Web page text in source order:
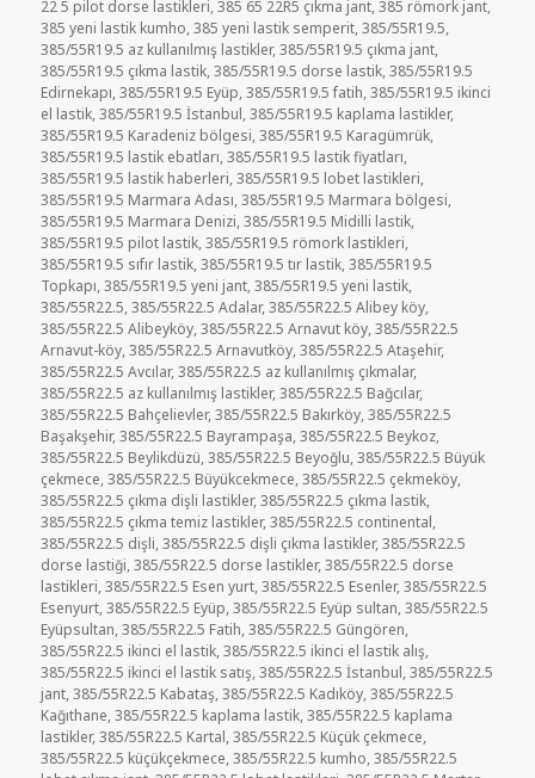
22 5 pilot dorse lastikleri,385 65 22R5 çıkma jant,385 römork jant,
385 yeni lastik kumho,385 yeni lastik semperit,385/55R19.5,
385/55R19.5 az kullanılmış lastikler,385/55R19.5 çıkma jant,
385/55R19.5 çıkma lastik,385/55R19.5 dorse lastik,385/55R19.5
Edirnekapı,385/55R19.5 Eyüp,385/55R19.5 fatih,385/55R19.5 ikinci
el lastik,385/55R19.5 İstanbul,385/55R19.5 kaplama lastikler,
385/55R19.5 Karadeniz bölgesi,385/55R19.5 Karagümrük,
385/55R19.5 lastik ebatları,385/55R19.5 lastik fiyatları,
385/55R19.5 lastik haberleri,385/55R19.5 lobet lastikleri,
385/55R19.5 Marmara Adası,385/55R19.5 Marmara bölgesi,
385/55R19.5 Marmara Denizi,385/55R19.5 Midilli lastik,
385/55R19.5 pilot lastik,385/55R19.5 römork lastikleri,
385/55R19.5 sıfır lastik,385/55R19.5 tır lastik,385/55R19.5
Topkapı,385/55R19.5 yeni jant,385/55R19.5 yeni lastik,
385/55R22.5,385/55R22.5 Adalar,385/55R22.5 Alibey köy,
385/55R22.5 Alibeyköy,385/55R22.5 Arnavut köy,385/55R22.5
Arnavut-köy,385/55R22.5 Arnavutköy,385/55R22.5 Ataşehir,
385/55R22.5 Avcılar,385/55R22.5 az kullanılmış çıkmalar,
385/55R22.5 az kullanılmış lastikler,385/55R22.5 Bağcılar,
385/55R22.5 Bahçelievler,385/55R22.5 Bakırköy,385/55R22.5
Başakşehir,385/55R22.5 Bayrampaşa,385/55R22.5 Beykoz,
385/55R22.5 Beylikdüzü,385/55R22.5 Beyoğlu,385/55R22.5 Büyük
çekmece,385/55R22.5 Büyükcekmece,385/55R22.5 çekmeköy,
385/55R22.5 çıkma dişli lastikler,385/55R22.5 çıkma lastik,
385/55R22.5 çıkma temiz lastikler,385/55R22.5 continental,
385/55R22.5 dişli,385/55R22.5 dişli çıkma lastikler,385/55R22.5
dorse lastiği,385/55R22.5 dorse lastikler,385/55R22.5 dorse
lastikleri,385/55R22.5 Esen yurt,385/55R22.5 Esenler,385/55R22.5
Esenyurt,385/55R22.5 Eyüp,385/55R22.5 Eyüp sultan,385/55R22.5
Eyüpsultan,385/55R22.5 Fatih,385/55R22.5 Güngören,
385/55R22.5 ikinci el lastik,385/55R22.5 ikinci el lastik alış,
385/55R22.5 ikinci el lastik satış,385/55R22.5 İstanbul,385/55R22.5
jant,385/55R22.5 Kabataş,385/55R22.5 Kadıköy,385/55R22.5
Kağıthane,385/55R22.5 kaplama lastik,385/55R22.5 kaplama
lastikler,385/55R22.5 Kartal,385/55R22.5 Küçük çekmece,
385/55R22.5 küçükçekmece,385/55R22.5 kumho,385/55R22.5